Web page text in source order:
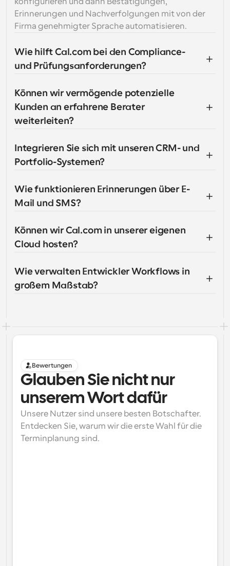
Erinnerungen und Nachverfolgungen mit von der
Firma genehmigter Sprache automatisieren.
Wie hilft Cal.com bei den Compliance-
und Prüfungsanforderungen?
Können wir vermögende potenzielle
Kunden an erfahrene Berater
weiterleiten?
Integrieren Sie sich mit unseren CRM- und
Portfolio-Systemen?
Wie funktionieren Erinnerungen über E-
Mail und SMS?
Können wir Cal.com in unserer eigenen
Cloud hosten?
Wie verwalten Entwickler Workflows in
großem Maßstab?
Bewertungen
Glauben Sie nicht nur
unserem Wort dafür
Unsere Nutzer sind unsere besten Botschafter.
Entdecken Sie, warum wir die erste Wahl für die
Terminplanung sind.